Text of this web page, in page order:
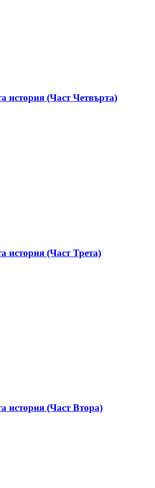
история (Част Четвърта)
история (Част Трета)
история (Част Втора)